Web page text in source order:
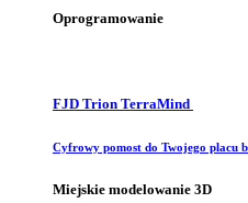
Oprogramowanie
FJD Trion TerraMind
Cyfrowy pomost do Twojego placu
Miejskie modelowanie 3D